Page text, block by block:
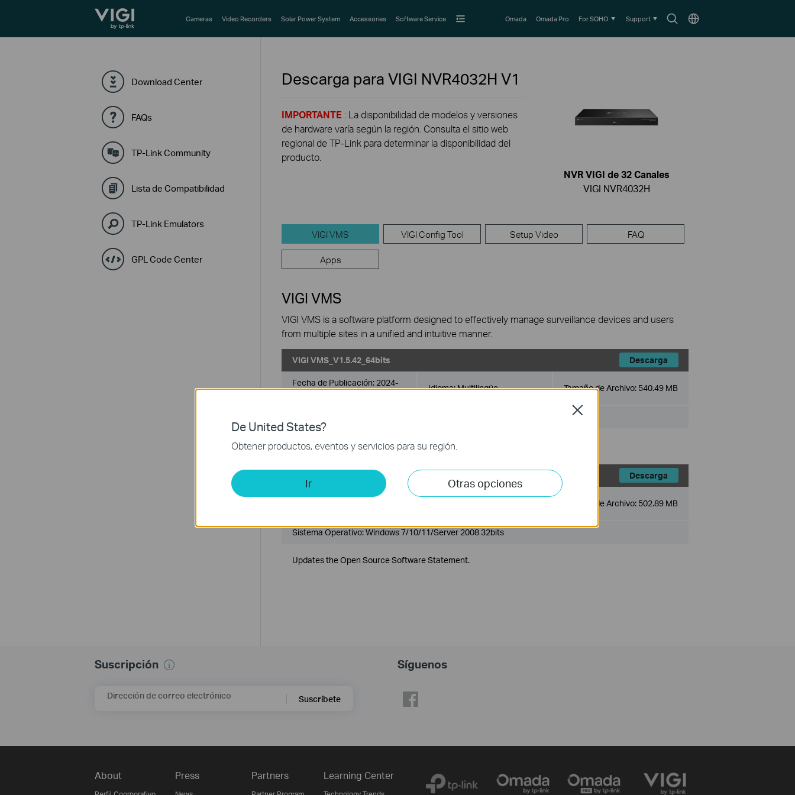
TP-Link, Reliably Smart
SearchChoose
Cameras Video Recorders Solar Power System Accessories Software Service Omada Omada Pro For SOHO Support
Download Center
FAQs
TP-Link Community
Lista de Compatibilidad
TP-Link Emulators
GPL Code Center
Descarga para VIGI NVR4032H V1
IMPORTANTE : La disponibilidad de modelos y versiones
de hardware varía según la región. Consulta el sitio web
regional de TP-Link para determinar la disponibilidad del
producto.
NVR VIGI de 32 Canales
VIGI NVR4032H
VIGI VMS VIGI Config Tool Setup Video FAQ
Apps
VIGI VMS
VIGI VMS is a software platform designed to effectively manage surveillance devices and users
from multiple sites in a unified and intuitive manner.
VIGI VMS_V1.5.42_64bits Descarga
Fecha de Publicación: 2024-
06-20
Idioma:Multilingüe Tamaño de Archivo: 540.49 MB
Updates the Open Source Software Statement.
VIGI VMS_V1.5.42_32bits Descarga
Fecha de Publicación:2024-
Tamaño de Archivo: 502.89 MB
Sistema Operativo: Windows 7/10/11/Server 2008 32bits
Updates the Open Source Software Statement.
Suscripción
Dirección de correo electrónico Suscríbete
Síguenos
About Press Partners Learning Center
De United States?
Obtener productos, eventos y servicios para su región.
Ir Otras opciones
Close